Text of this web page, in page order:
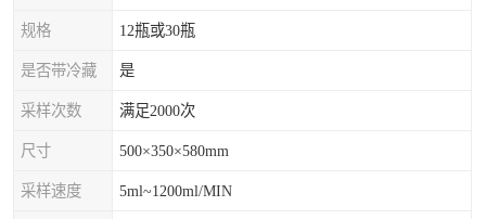
规格 12瓶或30瓶
是否带冷藏 是
采样次数 满足2000次
尺寸 500×350×580mm
采样速度 5ml~1200ml/MIN